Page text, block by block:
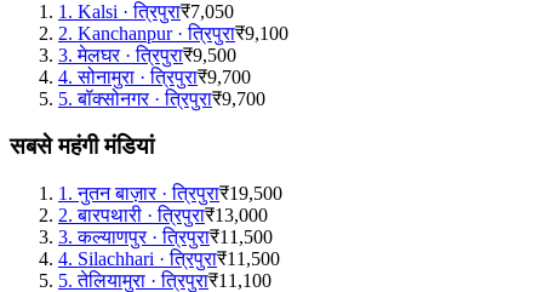
1 . Kalsi ·त्रिपुरा₹7,050
2. Kanchanpur·त्रिपुरा₹9,100
3.मेलघर·त्रिपुरा₹9,500
4.सोनामुरा ·त्रिपुरा₹9,700
5.बॉक्सोनगर·त्रिपुरा₹9,700
सबसे महंगी मंडियां
1 .नुतन बाज़ार·त्रिपुरा₹19,500
2.बारपथारी ·त्रिपुरा₹13,000
3.कल्याणपुर·त्रिपुरा₹11,500
4. Silachhari ·त्रिपुरा₹11,500
5.तेलियामुरा ·त्रिपुरा₹11,100